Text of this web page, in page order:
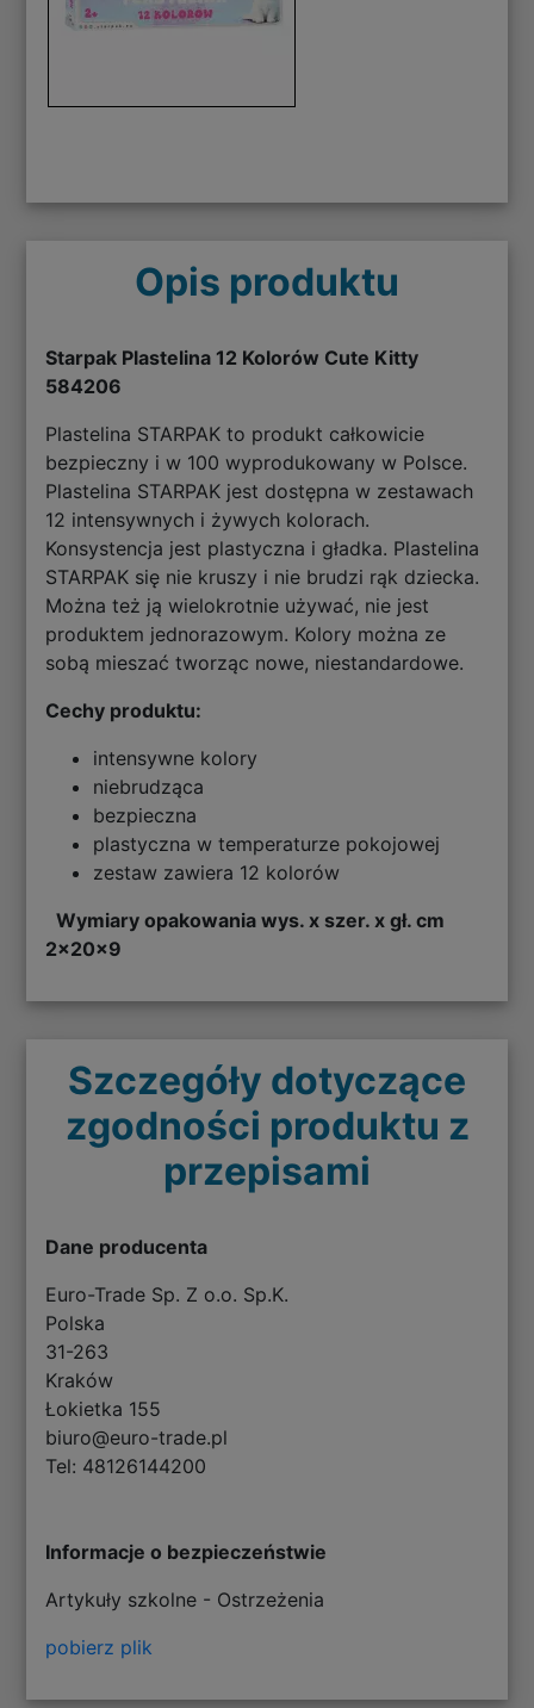
Opis produktu
Starpak Plastelina 12 Kolorów Cute Kitty
584206
Plastelina STARPAK to produkt całkowicie
bezpieczny i w 100 wyprodukowany w Polsce.
Plastelina STARPAK jest dostępna w zestawach
12 intensywnych i żywych kolorach.
Konsystencja jest plastyczna i gładka. Plastelina
STARPAK się nie kruszy i nie brudzi rąk dziecka.
Można też ją wielokrotnie używać, nie jest
produktem jednorazowym. Kolory można ze
sobą mieszać tworząc nowe, niestandardowe.
Cechy produktu:
intensywne kolory
niebrudząca
bezpieczna
plastyczna w temperaturze pokojowej
zestaw zawiera 12 kolorów
Wymiary opakowania wys. x szer. x gł. cm
2x20x9
Szczegóły dotyczące
zgodności produktu z
przepisami
Dane producenta
Euro-Trade Sp. Z o.o. Sp.K.
Polska
31-263
Kraków
Łokietka 155
biuro@euro-trade.pl
Tel: 48126144200
Informacje o bezpieczeństwie
Artykuły szkolne - Ostrzeżenia
pobierz plik